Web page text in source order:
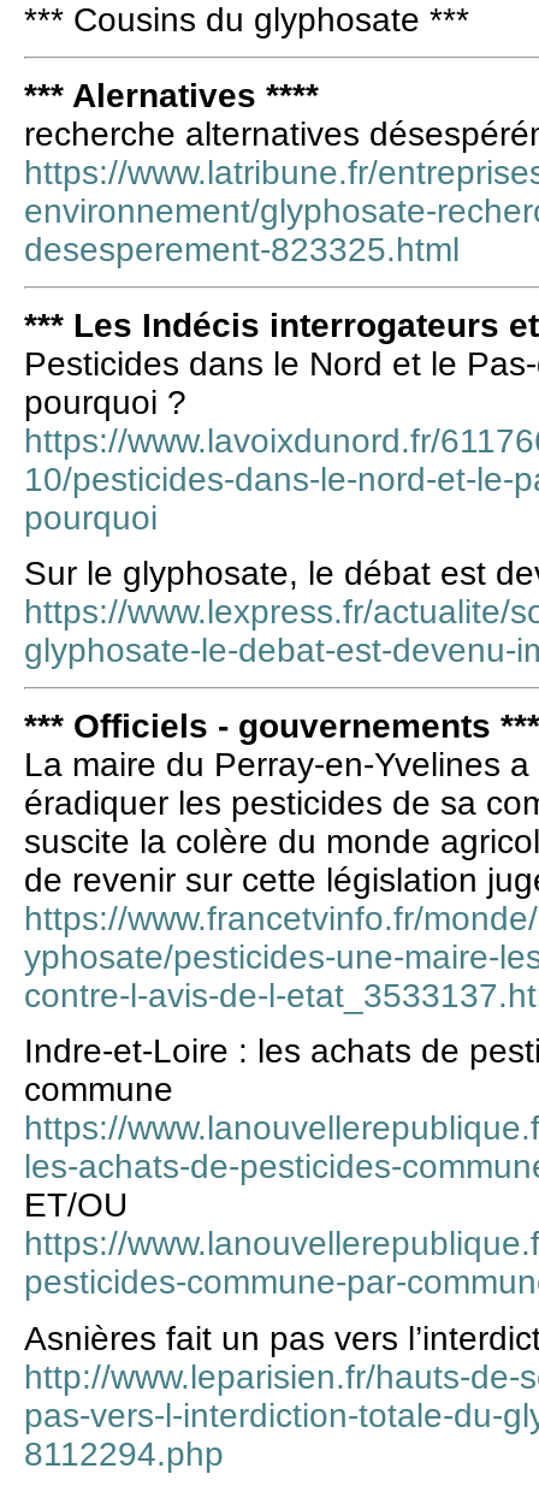
*** Cousins du glyphosate ***
*** Alernatives ****
recherche alternatives
https://www.latribune.fr/
environnement/glyphosate-
desesperement-823325.html
*** Les Indécis interrogateurs
Pesticides dans le Nord et le
pourquoi ?
https://www.lavoixdunord.fr/
10/pesticides-dans-le-nord-et-le-
pourquoi
Sur le glyphosate, le débat est
https://www.lexpress.fr/actualite/
glyphosate-le-debat-est-devenu-
*** Officiels - gouvernements ***
La maire du Perray-en-Yvelines
éradiquer les pesticides de sa
suscite la colère du monde
de revenir sur cette législation
https://www.francetvinfo.fr/
yphosate/pesticides-une-maire-
contre-l-avis-de-l-
Indre-et-Loire : les achats de
commune
https://
les-achats-de-pesticides-
ET/OU
https://
pesticides-commune-par-
Asnières fait un pas vers
http://www.leparisien.fr/hauts-de-
pas-vers-l-interdiction-totale-du-
8112294.php